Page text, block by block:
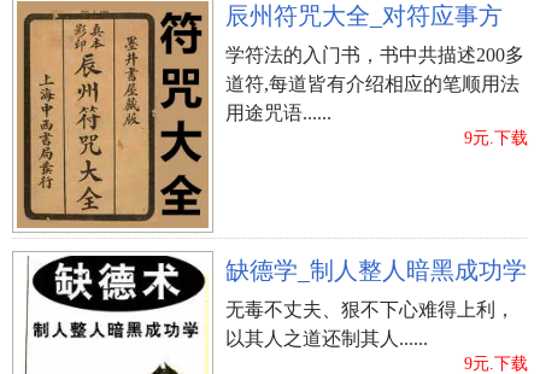
辰州符咒大全_对符应事方
学符法的入门书，书中共描述200多
道符,每道皆有介绍相应的笔顺用法
用途咒语......
9元.下载
缺德学_制人整人暗黑成功学
无毒不丈夫、狠不下心难得上利，
以其人之道还制其人......
9元.下载